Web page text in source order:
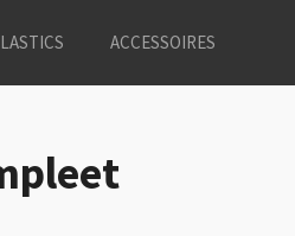
ACCESSOIRES